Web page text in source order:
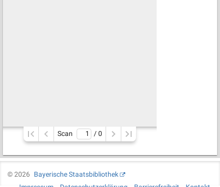
Scan / 0
©2026
Bayerische Staatsbibliothek